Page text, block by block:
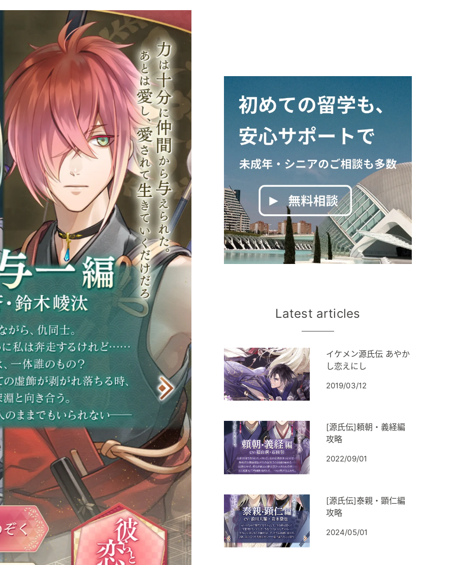
Latest articles
イケメン源氏伝 あやか
し恋えにし
2019/03/12
[源氏伝]頼朝・義経編
攻略
2022/09/01
[源氏伝]泰親・顕仁編
攻略
2024/05/01